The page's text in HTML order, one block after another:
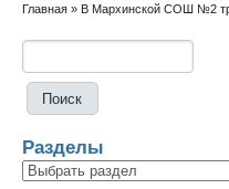
Вы здесь
Главная » В Мархинской СОШ №2
Разделы